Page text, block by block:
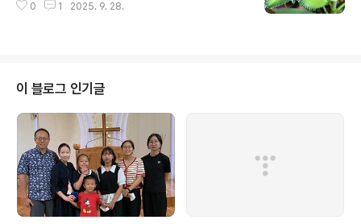
0 1 2025. 9. 28.
이 블로그 인기글